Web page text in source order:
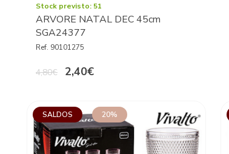
Stock previsto: 51
ARVORE NATAL DEC 45cm
SGA24377
Ref. 90101275
4,80€ 2,40€
SALDOS 20%